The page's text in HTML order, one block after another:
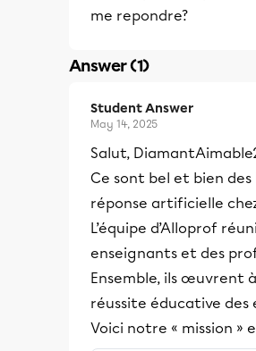
me repondre?
Answer (1)
Student Answer
May 14, 2025
Salut,
Ce sont bel et bien
réponse artificielle
L’équipe d’Alloprof
enseignants et des
Ensemble, ils œuvrent
réussite éducative des
Voici notre « mission »